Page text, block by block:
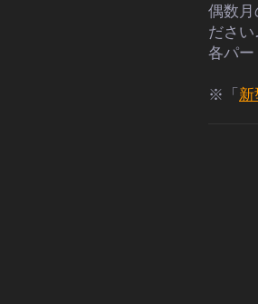
偶数月
ださい
各パ
※「